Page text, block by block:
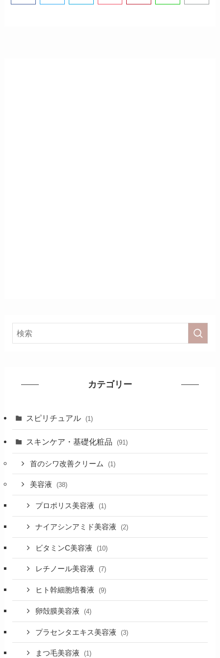
カテゴリー
スピリチュアル (1)
スキンケア・基礎化粧品 (91)
首のシワ改善クリーム (1)
美容液 (38)
プロポリス美容液 (1)
ナイアシンアミド美容液 (2)
ビタミンC美容液 (10)
レチノール美容液 (7)
ヒト幹細胞培養液 (9)
卵殻膜美容液 (4)
プラセンタエキス美容液 (3)
まつ毛美容液 (1)